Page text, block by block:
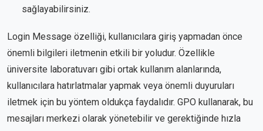
sağlayabilirsiniz.
Login Message özelliği, kullanıcılara giriş yapmadan önce
önemli bilgileri iletmenin etkili bir yoludur. Özellikle
üniversite laboratuvarı gibi ortak kullanım alanlarında,
kullanıcılara hatırlatmalar yapmak veya önemli duyuruları
iletmek için bu yöntem oldukça faydalıdır. GPO kullanarak, bu
mesajları merkezi olarak yönetebilir ve gerektiğinde hızla